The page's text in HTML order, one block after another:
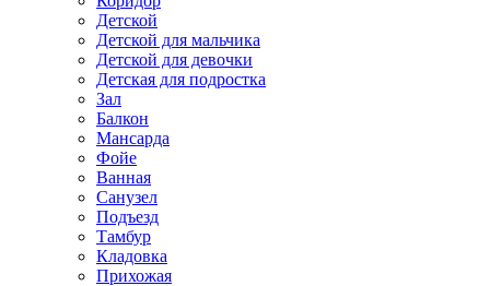
Детской
Детской для мальчика
Детской для девочки
Детская для подростка
Зал
Балкон
Мансарда
Фойе
Ванная
Санузел
Подъезд
Тамбур
Кладовка
Прихожая